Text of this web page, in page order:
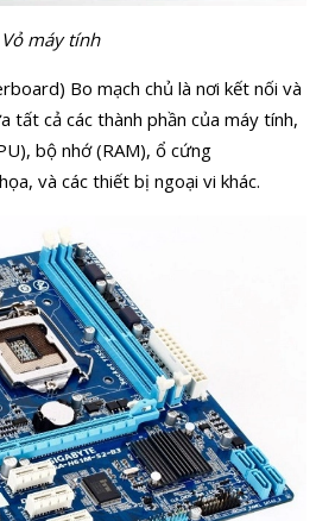
Vỏ máy tính
Bo mạch chủ là nơi kết nối và
tất cả các thành phần của máy tính,
bộ nhớ (RAM), ổ cứng
và các thiết bị ngoại vi khác.